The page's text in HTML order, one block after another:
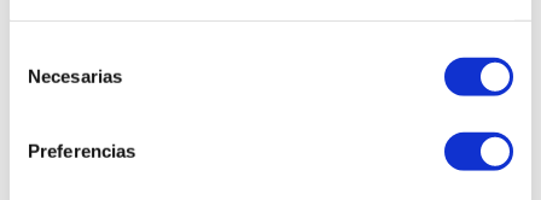
Necesarias
Preferencias
Añadir al carrito